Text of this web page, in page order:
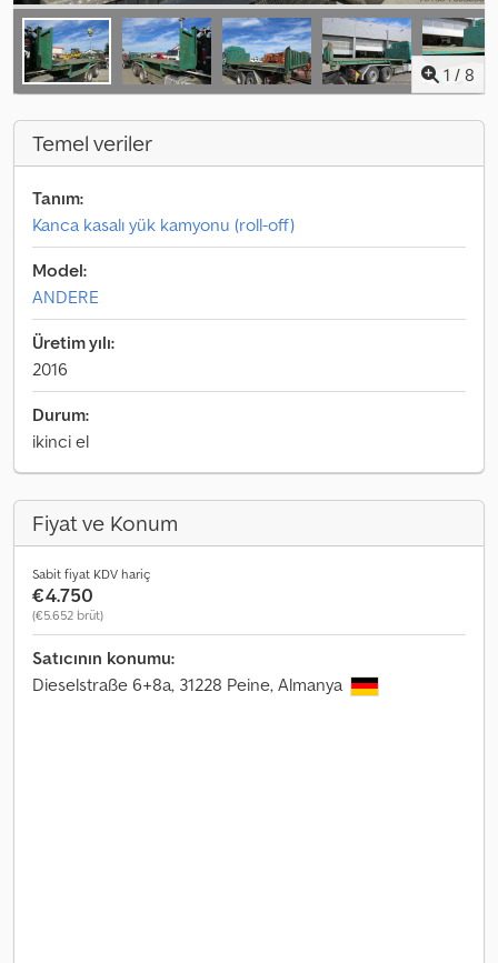
1 / 8
Temel veriler
Tanım:
Kanca kasalı yük kamyonu (roll-off)
Model:
ANDERE
Üretim yılı:
2016
Durum:
ikinci el
Fiyat ve Konum
Sabit fiyat KDV hariç
€4.750
(€5.652 brüt)
Satıcının konumu:
Dieselstraße 6+8a, 31228 Peine, Almanya